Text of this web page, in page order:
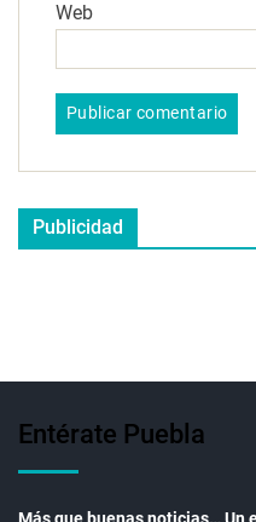
Web
Publicidad
Entérate Puebla
Más que buenas noticias… Un